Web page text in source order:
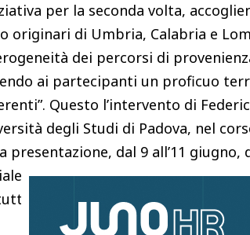
per la seconda volta,
originari di Umbria, Calabria e
dei percorsi di
ai partecipanti un proficuo
Questo l’intervento di
degli Studi di Padova, nel
presentazione, dal 9 all’11
tre giornate di internship
Italia.